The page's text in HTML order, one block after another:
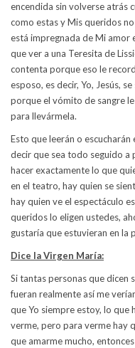
encendida sin volverse atrás
como estas y Mis queridos
está impregnada de Mi amor
que ver a una Teresita de
contenta porque eso le
esposo, es decir, Yo, Jesús,
porque el vómito de sangre
para llevármela.
Esto que leerán o
decir que sea todo seguido a
hacer exactamente lo que
en el teatro, hay quien se
hay quien ve el espectáculo
queridos lo eligen ustedes,
gustaría que estuvieran en la
Dice la Virgen María:
Si tantas personas que dicen
fueran realmente así me
que Yo siempre estoy, lo que
verme, pero para verme hay
que amarme mucho,